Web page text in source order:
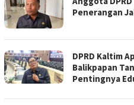
Penerangan
DPRD Kaltim
Balikpapan
Pentingnya